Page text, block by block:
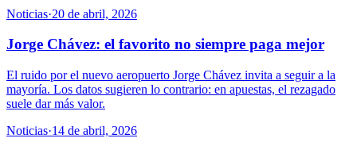
Noticias·20 de abril, 2026
Jorge Chávez: el favorito no siempre paga mejor
El ruido por el nuevo aeropuerto Jorge Chávez invita a seguir a la
mayoría. Los datos sugieren lo contrario: en apuestas, el rezagado
suele dar más valor.
Noticias·14 de abril, 2026